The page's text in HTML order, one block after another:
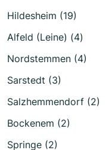
Hildesheim (19)
Alfeld (Leine) (4)
Nordstemmen (4)
Sarstedt (3)
Salzhemmendorf (2)
Bockenem (2)
Springe (2)